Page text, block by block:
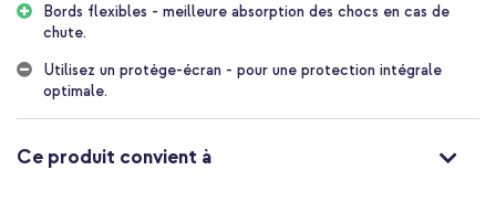
Bords flexibles : protection supplémentaire en cas de chutes et
de chocs
Dos dur : pour une housse solide
Cuir synthétique de luxe : finition élégante et durable
Design mince : conserve la sensation agréable en main
Bords flexibles - meilleure absorption des chocs en cas de
chute.
Utilisez un protège-écran - pour une protection intégrale
optimale.
Ce produit convient à